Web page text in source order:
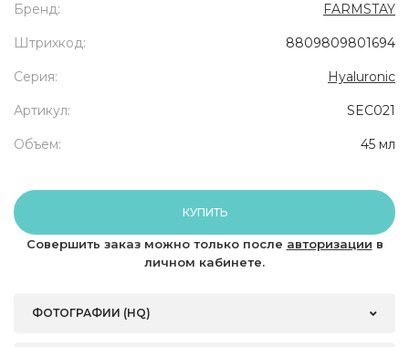
Бренд: FARMSTAY
Штрихкод: 8809809801694
Серия: Hyaluronic
Артикул: SEC021
Объем: 45 мл
КУПИТЬ
Совершить заказ можно только после авторизации в
личном кабинете.
ФОТОГРАФИИ (HQ)